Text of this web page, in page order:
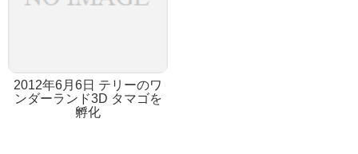
2012年6月6日 テリーのワ
ンダーランド3D タマゴを
孵化